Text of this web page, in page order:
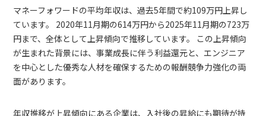
マネーフォワードの平均年収は、過去5年間で約109万円上昇し
ています。 2020年11月期の614万円から2025年11月期の723万
円まで、全体として上昇傾向で推移しています。 この上昇傾向
が生まれた背景には、事業成長に伴う利益還元と、エンジニア
を中心とした優秀な人材を確保するための報酬競争力強化の両
面があります。
年収推移が上昇傾向にある企業は、入社後の昇給にも期待が持